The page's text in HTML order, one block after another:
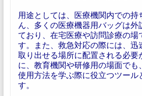
用途としては、医療機関内での持
ん、多くの医療機器用バッグは外
ており、在宅医療や訪問診療の場
す。また、救急対応の際には、迅
取り出せる場所に配置される必要
に、教育機関や研修用の場面でも
使用方法を学ぶ際に役立つツール
す。